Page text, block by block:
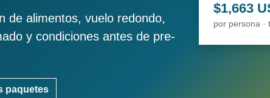
de alimentos, vuelo redondo,
y condiciones antes de pre-
paquetes
$1,663
por persona ·